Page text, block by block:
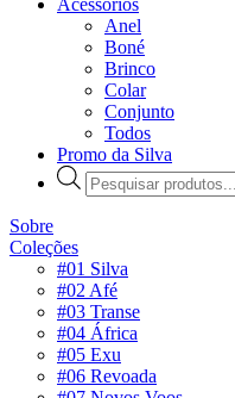
Acessórios
Anel
Boné
Brinco
Colar
Conjunto
Todos
Promo da Silva
Pesquisar
produtos
Sobre
Coleções
#01 Silva
#02 Afé
#03 Transe
#04 África
#05 Exu
#06 Revoada